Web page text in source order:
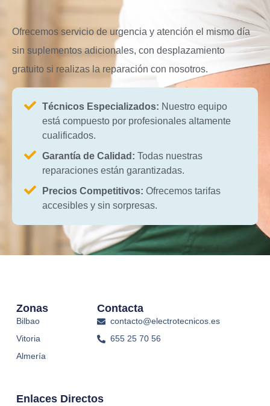
Ofrecemos servicio de urgencia y atención el mismo día
sin suplementos adicionales, con desplazamiento
gratuito si realizas la reparación con nosotros.
Técnicos Especializados: Nuestro equipo
está compuesto por profesionales altamente
cualificados.
Garantía de Calidad: Todas nuestras
reparaciones están garantizadas.
Precios Competitivos: Ofrecemos tarifas
accesibles y sin sorpresas.
Zonas
Bilbao
Vitoria
Almería
Contacta
contacto@electrotecnicos.es
655 25 70 56
Enlaces Directos